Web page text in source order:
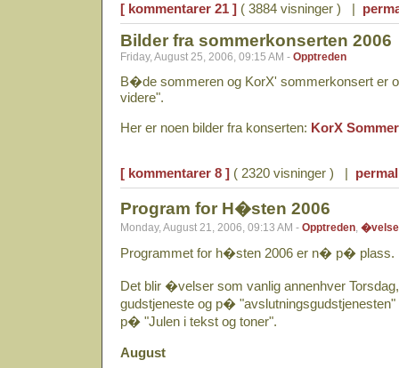
[ kommentarer 21 ] ( 3884 visninger ) |
Bilder fra sommerkonserten 2006
Friday, August 25, 2006, 09:15 AM - Opptreden
B�de sommeren og KorX' sommerkonsert er
videre".
Her er noen bilder fra konserten: KorX
[ kommentarer 8 ] ( 2320 visninger ) |
Program for H�sten 2006
Monday, August 21, 2006, 09:13 AM - Opptreden, �velse
Programmet for h�sten 2006 er n� p� plass.
Det blir �velser som vanlig annenhver
gudstjeneste og p�
p� "Julen i tekst og toner".
August